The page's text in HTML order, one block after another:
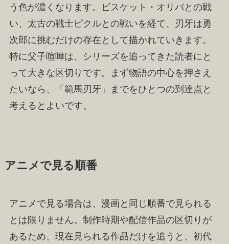
う色が濃くなります。ビスケット・オリバとの戦
い、太古の戦士ピクルとの戦いを経て、刃牙は勇
次郎に挑むだけの存在として描かれていきます。
特に父子喧嘩は、シリーズを追ってきた読者にと
って大きな区切りです。まず物語の中心を押さえ
たいなら、「範馬刃牙」までをひとつの到達点と
考えるとよいです。
アニメで見る順番
アニメで見る場合は、漫画と同じ順番で見られる
とは限りません。制作時期や配信作品の区切りが
あるため、現在見られる作品だけを追うと、初代